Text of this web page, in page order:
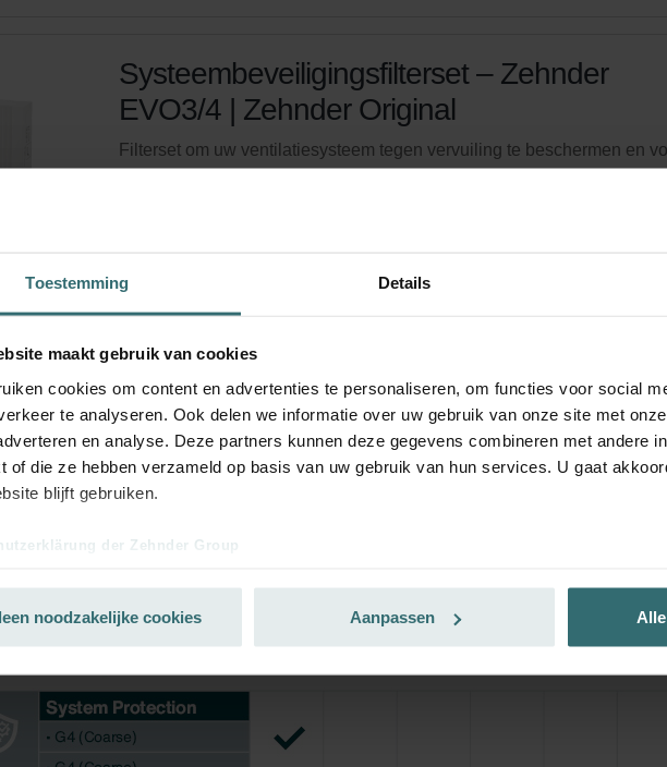
Toestemming Details
maakt gebruik van cookies
cookies om content en advertenties te personaliseren, om functies voor social
te analyseren. Ook delen we informatie over uw gebruik van onze site met
en analyse. Deze partners kunnen deze gegevens combineren met andere
of die ze hebben verzameld op basis van uw gebruik van hun services. U gaat
blijft gebruiken.
der Zehnder Group
Group Czech Republic s.r.o.: Zásady ochrany osobních údajů
Group France: Protection des données
Group Ibérica SAU: Política de privacidad
Group Italia S.r.l.: Privacy
Group İç Mekan İklimlendirme Sanayi ve Ticaret Limitet Şirketi: Web Sitesi Çerezleri
Group Nederland bv: Privacyverklaringen
noodzakelijke cookies Aanpassen
Systeembeveiligingsfilterset – Zehnder
EVO3/4 | Zehnder Original
Filterset om uw ventilatiesysteem tegen vervuiling te beschermen en
De levering vindt doorgaans plaats binnen 2 tot 5 werkdagen
uitsluitend voor particuliere klanten)